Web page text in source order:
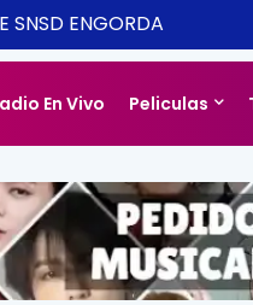
Y ACTUALIZADO]
ESTE 2014
En Vivo Peliculas